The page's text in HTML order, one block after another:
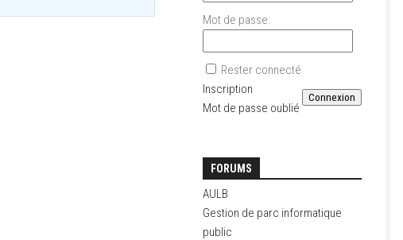
Mot de passe:
Rester connecté
Connexion
Inscription
Mot de passe oublié
FORUMS
AULB
Gestion de parc informatique
public